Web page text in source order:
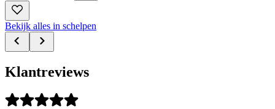
Bekijk alles in schelpen
Klantreviews